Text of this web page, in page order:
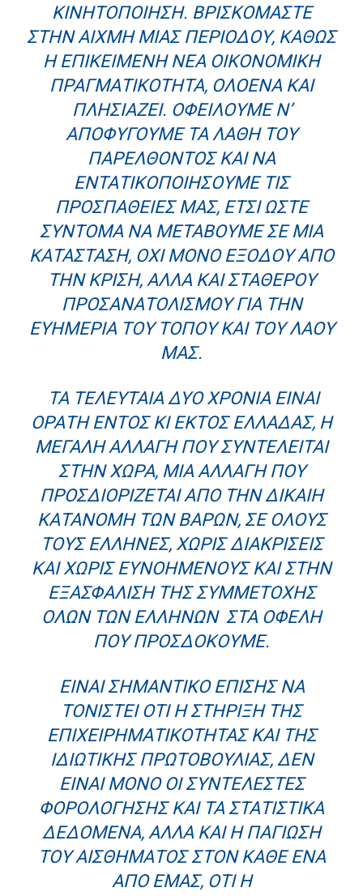
ΚΙΝΗΤΟΠΟΊΗΣΗ. ΒΡΙΣΚΌΜΑΣΤΕ
ΣΤΗΝ ΑΙΧΜΉ ΜΙΑΣ ΠΕΡΙΌΔΟΥ, ΚΑΘΏΣ
Η ΕΠΙΚΕΊΜΕΝΗ ΝΈΑ ΟΙΚΟΝΟΜΙΚΉ
ΠΡΑΓΜΑΤΙΚΌΤΗΤΑ, ΟΛΟΈΝΑ ΚΑΙ
ΠΛΗΣΙΆΖΕΙ. ΟΦΕΊΛΟΥΜΕ Ν’
ΑΠΟΦΎΓΟΥΜΕ ΤΑ ΛΆΘΗ ΤΟΥ
ΠΑΡΕΛΘΌΝΤΟΣ ΚΑΙ ΝΑ
ΕΝΤΑΤΙΚΟΠΟΙΉΣΟΥΜΕ ΤΙΣ
ΠΡΟΣΠΆΘΕΙΈΣ ΜΑΣ, ΈΤΣΙ ΏΣΤΕ
ΣΎΝΤΟΜΑ ΝΑ ΜΕΤΑΒΟΎΜΕ ΣΕ ΜΙΑ
ΚΑΤΆΣΤΑΣΗ, ΌΧΙ ΜΌΝΟ ΕΞΌΔΟΥ ΑΠΌ
ΤΗΝ ΚΡΊΣΗ, ΑΛΛΆ ΚΑΙ ΣΤΑΘΕΡΟΎ
ΠΡΟΣΑΝΑΤΟΛΙΣΜΟΎ ΓΙΑ ΤΗΝ
ΕΥΗΜΕΡΊΑ ΤΟΥ ΤΌΠΟΥ ΚΑΙ ΤΟΥ ΛΑΟΎ
ΜΑΣ.
ΤΑ ΤΕΛΕΥΤΑΊΑ ΔΥΟ ΧΡΌΝΙΑ ΕΊΝΑΙ
ΟΡΑΤΉ ΕΝΤΌΣ ΚΙ ΕΚΤΌΣ ΕΛΛΆΔΑΣ, Η
ΜΕΓΆΛΗ ΑΛΛΑΓΉ ΠΟΥ ΣΥΝΤΕΛΕΊΤΑΙ
ΣΤΗΝ ΧΏΡΑ, ΜΙΑ ΑΛΛΑΓΉ ΠΟΥ
ΠΡΟΣΔΙΟΡΊΖΕΤΑΙ ΑΠΌ ΤΗΝ ΔΊΚΑΙΗ
ΚΑΤΑΝΟΜΉ ΤΩΝ ΒΑΡΏΝ, ΣΕ ΌΛΟΥΣ
ΤΟΥΣ ΈΛΛΗΝΕΣ, ΧΩΡΊΣ ΔΙΑΚΡΊΣΕΙΣ
ΚΑΙ ΧΩΡΊΣ ΕΥΝΟΗΜΈΝΟΥΣ ΚΑΙ ΣΤΗΝ
ΕΞΑΣΦΆΛΙΣΗ ΤΗΣ ΣΥΜΜΕΤΟΧΉΣ
ΌΛΩΝ ΤΩΝ ΕΛΛΉΝΩΝ ΣΤΑ ΟΦΈΛΗ
ΠΟΥ ΠΡΟΣΔΟΚΟΎΜΕ.
ΕΊΝΑΙ ΣΗΜΑΝΤΙΚΌ ΕΠΊΣΗΣ ΝΑ
ΤΟΝΙΣΤΕΊ ΌΤΙ Η ΣΤΉΡΙΞΗ ΤΗΣ
ΕΠΙΧΕΙΡΗΜΑΤΙΚΌΤΗΤΑΣ ΚΑΙ ΤΗΣ
ΙΔΙΩΤΙΚΉΣ ΠΡΩΤΟΒΟΥΛΊΑΣ, ΔΕΝ
ΕΊΝΑΙ ΜΌΝΟ ΟΙ ΣΥΝΤΕΛΕΣΤΈΣ
ΦΟΡΟΛΌΓΗΣΗΣ ΚΑΙ ΤΑ ΣΤΑΤΙΣΤΙΚΆ
ΔΕΔΟΜΈΝΑ, ΑΛΛΆ ΚΑΙ Η ΠΑΓΊΩΣΗ
ΤΟΥ ΑΙΣΘΉΜΑΤΟΣ ΣΤΟΝ ΚΆΘΕ ΈΝΑ
ΑΠΌ ΕΜΆΣ, ΌΤΙ Η